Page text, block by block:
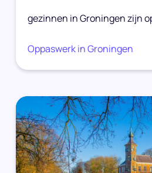
gezinnen in Groningen zijn
Oppaswerk in Groningen